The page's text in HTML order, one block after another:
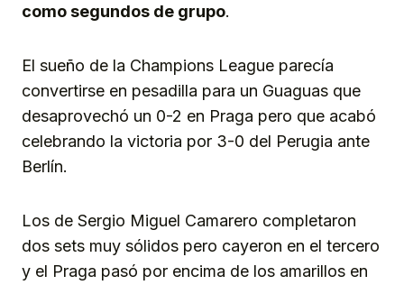
como segundos de grupo.
El sueño de la Champions League parecía
convertirse en pesadilla para un Guaguas que
desaprovechó un 0-2 en Praga pero que acabó
celebrando la victoria por 3-0 del Perugia ante
Berlín.
Los de Sergio Miguel Camarero completaron
dos sets muy sólidos pero cayeron en el tercero
y el Praga pasó por encima de los amarillos en